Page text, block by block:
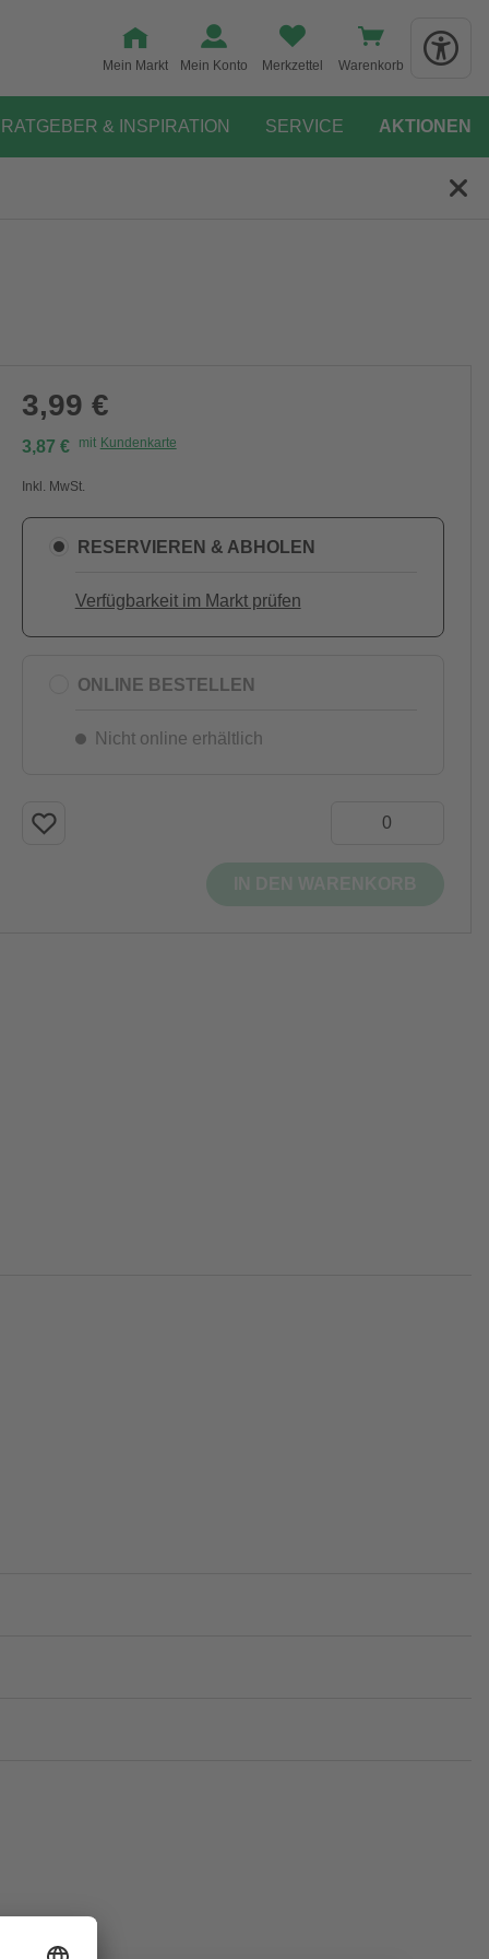
Mein Markt Mein Konto Merkzettel Warenkorb
RATGEBER & INSPIRATION SERVICE AKTIONEN
3,99 €
3,87 € mit Kundenkarte
Inkl. MwSt.
RESERVIEREN & ABHOLEN
Verfügbarkeit im Markt prüfen
ONLINE BESTELLEN
Nicht online erhältlich